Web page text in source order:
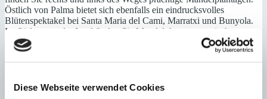
Diese Webseite verwendet Cookies
Östlich von Palma bietet sich ebenfalls ein eindrucksvolles
Blütenspektakel bei Santa Maria del Cami, Marratxi und Bunyola.
Im Südwesten der Insel finden Sie Mandelplantagen zwischen
Andratx und S`Arraco und im Südosten zwischen Santanyi und
Felanitx.
Mandeln auch in vielfältiger Form schmecken. Besonders beliebt ist